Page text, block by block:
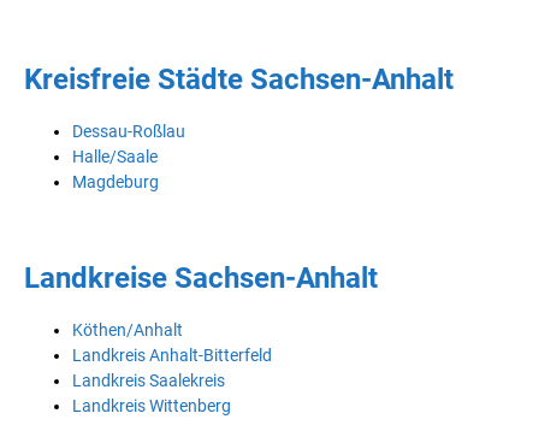
Kreisfreie Städte Sachsen-Anhalt
Dessau-Roßlau
Halle/Saale
Magdeburg
Landkreise Sachsen-Anhalt
Köthen/Anhalt
Landkreis Anhalt-Bitterfeld
Landkreis Saalekreis
Landkreis Wittenberg